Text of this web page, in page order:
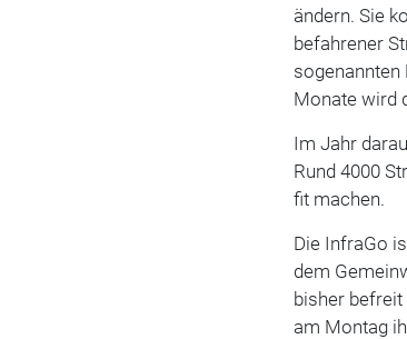
ändern. Sie
befahrener
sogenannten
Monate wird
Im Jahr
Rund 4000
fit machen.
Die InfraGo
dem
bisher befreit
am Montag